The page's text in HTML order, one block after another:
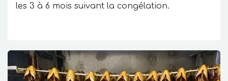
les 3 à 6 mois suivant la congélation.